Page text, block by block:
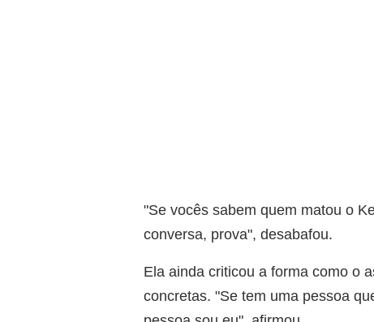
"Se vocês sabem quem matou o
conversa, prova", desabafou.
Ela ainda criticou a forma como o
concretas. "Se tem uma pessoa